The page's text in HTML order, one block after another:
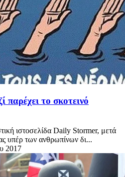
παρέχει το σκοτεινό
ιστοσελίδα Daily Stormer, μετά
υπέρ των ανθρωπίνων δι...
2017